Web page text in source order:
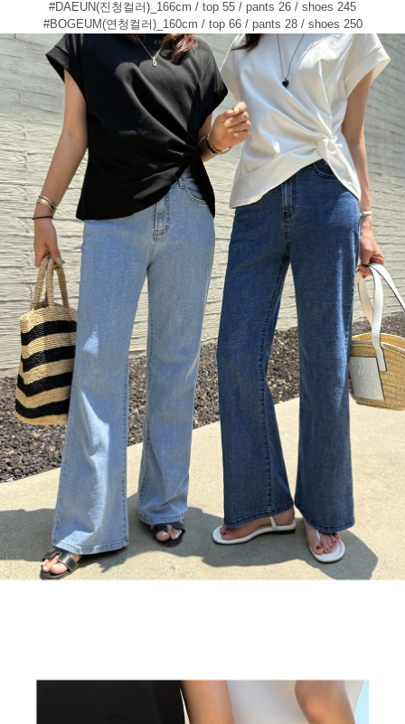
#DAEUN(진청컬러)_166cm / top 55 / pants 26 / shoes 245
#BOGEUM(연청컬러)_160cm / top 66 / pants 28 / shoes 250